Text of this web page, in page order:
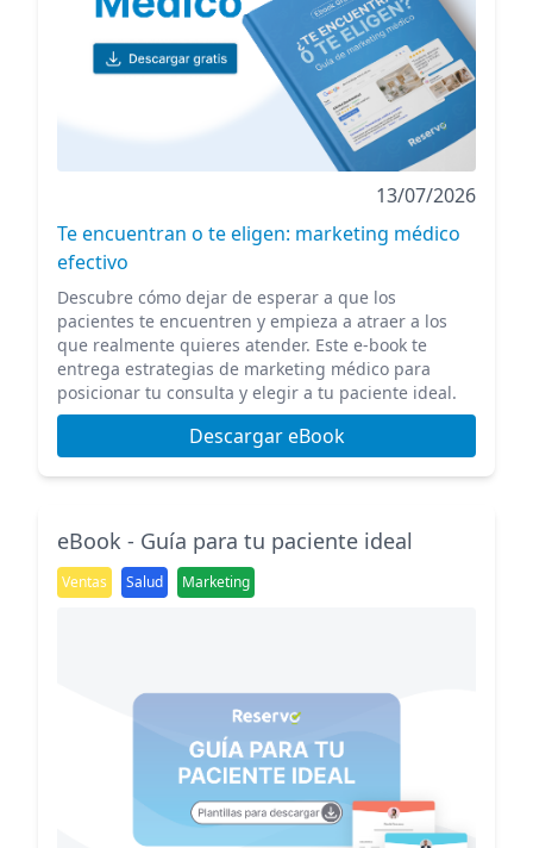
13/07/2026
Te encuentran o te eligen: marketing médico
efectivo
Descubre cómo dejar de esperar a que los
pacientes te encuentren y empieza a atraer a los
que realmente quieres atender. Este e-book te
entrega estrategias de marketing médico para
posicionar tu consulta y elegir a tu paciente ideal.
Descargar eBook
eBook - Guía para tu paciente ideal
Ventas Salud Marketing